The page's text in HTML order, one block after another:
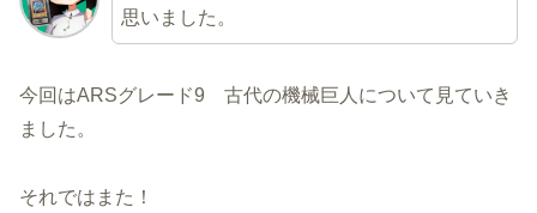
思いました。
今回はARSグレード9 古代の機械巨人について見ていき
ました。
それではまた！